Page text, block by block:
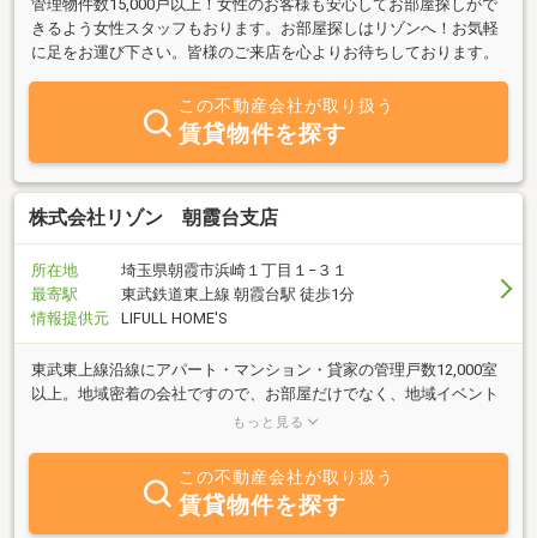
管理物件数15,000戸以上！女性のお客様も安心してお部屋探しがで
きるよう女性スタッフもおります。お部屋探しはリゾンへ！お気軽
に足をお運び下さい。皆様のご来店を心よりお待ちしております。
この不動産会社が取り扱う
賃貸物件を探す
株式会社リゾン 朝霞台支店
所在地
埼玉県朝霞市浜崎１丁目１−３１
最寄駅
東武鉄道東上線 朝霞台駅 徒歩1分
情報提供元
LIFULL HOME'S
東武東上線沿線にアパート・マンション・貸家の管理戸数12,000室
以上。地域密着の会社ですので、お部屋だけでなく、地域イベント
や特色・おいしいお店などもお客様のお好みに合わせ、ご一緒にご
もっと見る
この不動産会社が取り扱う
賃貸物件を探す